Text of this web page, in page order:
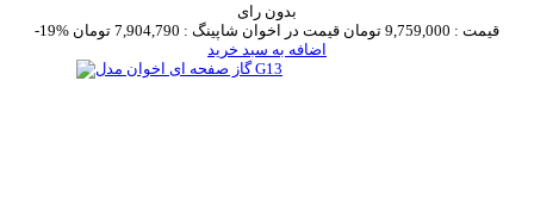
بدون رای
-19%
قیمت : 9,759,000 تومان قیمت در اخوان شاپینگ : 7,904,790 تومان
اضافه به سبد خرید